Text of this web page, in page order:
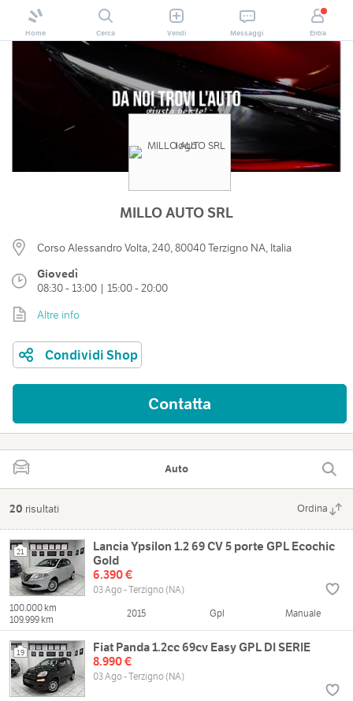
Home Cerca Vendi Messaggi Entra
MILLO AUTO SRL
Corso Alessandro Volta, 240, 80040 Terzigno NA, Italia
Giovedì
08:30 - 13:00 | 15:00 - 20:00
Altre info
Condividi Shop
Contatta
Auto
20 risultati Ordina
21
Lancia Ypsilon 1.2 69 CV 5 porte GPL Ecochic
Gold
6.390 €
03 Ago - Terzigno (NA)
100.000 km
109.999 km
2015 Gpl Manuale
19
Fiat Panda 1.2cc 69cv Easy GPL DI SERIE
8.990 €
03 Ago - Terzigno (NA)